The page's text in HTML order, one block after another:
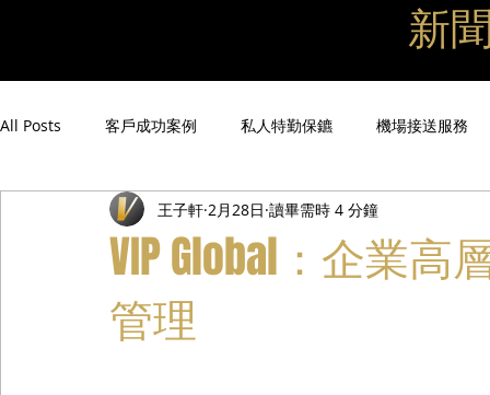
新
All Posts 客戶成功案例 私人特勤保鑣 機場接送服務
禮遇通關服務 主管專業司機 活動禮賓接待
VIP Global：企業
管理
王子軒 2月28日 讀畢需時 4 分鐘